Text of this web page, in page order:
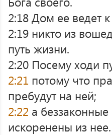
2:18 Дом ее ведет
2:19 никто из
путь жизни.
2:20 Посему ходи
2:21 потому что
пребудут на ней;
2:22 а
искоренены из нее.